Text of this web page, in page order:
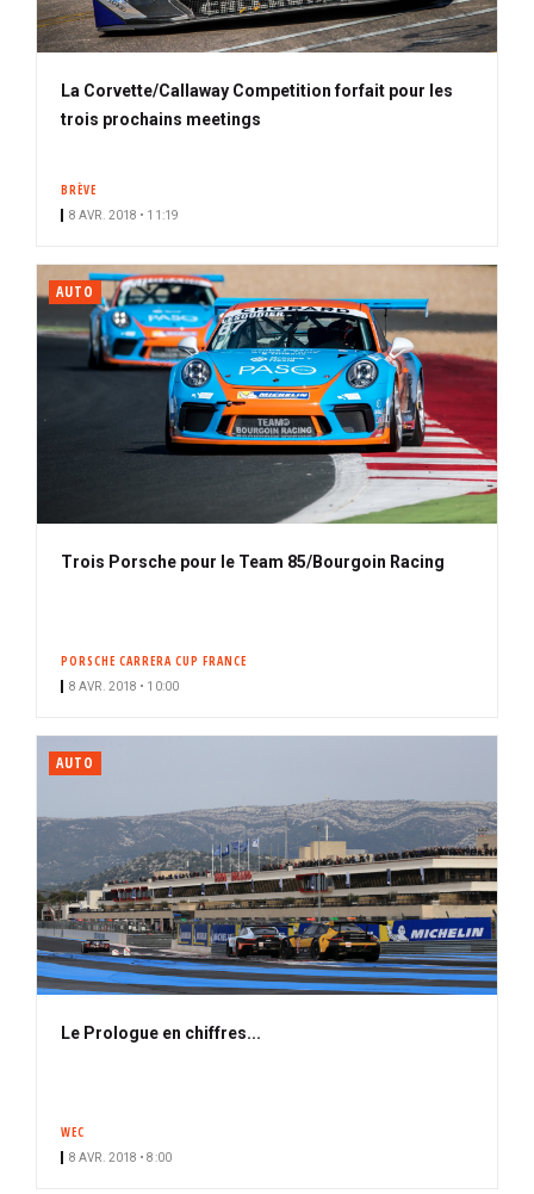
La Corvette/Callaway Competition forfait pour les
trois prochains meetings
BRÈVE
8 AVR. 2018 • 11:19
AUTO
Trois Porsche pour le Team 85/Bourgoin Racing
PORSCHE CARRERA CUP FRANCE
8 AVR. 2018 • 10:00
AUTO
Le Prologue en chiffres...
WEC
8 AVR. 2018 • 8:00